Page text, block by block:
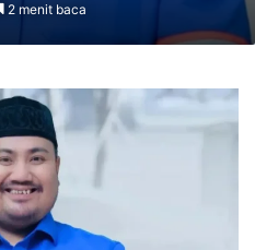
2 menit baca